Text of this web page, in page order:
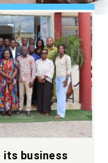
its business